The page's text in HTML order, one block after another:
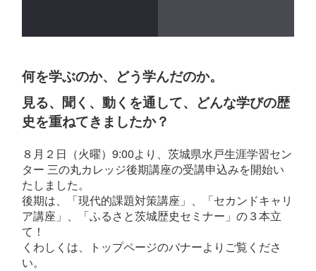
何を学ぶのか、どう学んだのか。
見る、聞く、動くを通して、どんな学びの歴
史を重ねてきましたか？
８月２日（火曜）9:00より、茨城県水戸生涯学習セン
ター 三の丸カレッジ後期講座の受講申込みを開始い
たしました。
後期は、「現代的課題対策講座」、「セカンドキャリ
ア講座」、「ふるさと茨城歴史セミナー」の３本立
て！
くわしくは、トップページのバナーよりご覧くださ
い。